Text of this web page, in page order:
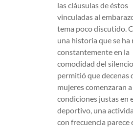
las cláusulas de éstos
vinculadas al
tema poco discutido.
una historia que se
constantemente en la
comodidad del silencio
permitió que decenas
mujeres comenzaran
condiciones justas en
deportivo, una
con frecuencia parece